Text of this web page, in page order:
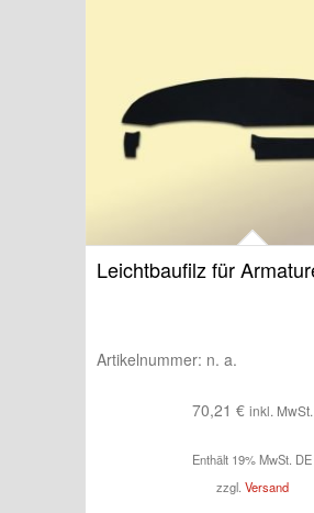
Leichtbaufilz für
Artikelnummer: n. a.
70,21 € inkl. MwSt.
Enthält 19% MwSt. DE
zzgl. Versand